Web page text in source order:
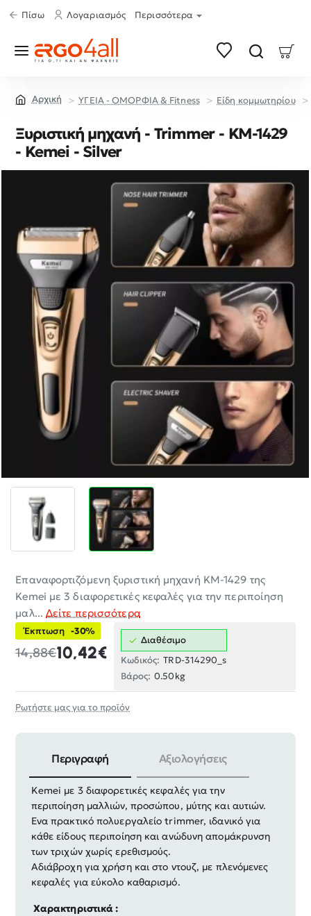
Πίσω Λογαριασμός Περισσότερα
ΥΓΕΙΑ - ΟΜΟΡΦΙΑ & Fitness Είδη κομμωτηρίου
Ξυριστική μηχανή - Trimmer - KM-1429
- Kemei - Silver
Επαναφορτιζόμενη ξυριστική μηχανή KM-1429 της
Kemei με 3 διαφορετικές κεφαλές για την περιποίηση
μαλ...Δείτε περισσότερα
Έκπτωση -30%
10,42€
14,88€
Διαθέσιμο
Κωδικός: TRD-314290_s
Βάρος: 0.50kg
Ρωτήστε μας για το προϊόν
Περιγραφή Αξιολογήσεις
Επαναφορτιζόμενη ξυριστική μηχανή KM-1429 της
Kemei με 3 διαφορετικές κεφαλές για την
περιποίηση μαλλιών, προσώπου, μύτης και αυτιών.
Ενα πρακτικό πολυεργαλείο trimmer, ιδανικό για
κάθε είδους περιποίηση και ανώδυνη απομάκρυνση
των τριχών χωρίς ερεθισμούς.
Αδιάβροχη για χρήση και στο ντουζ, με πλενόμενες
κεφαλές για εύκολο καθαρισμό.
Χαρακτηριστικά :